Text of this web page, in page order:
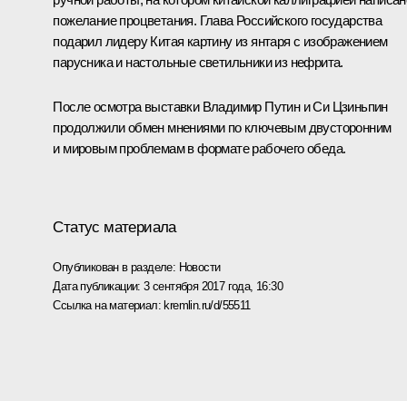
пожелание процветания. Глава Российского государства
подарил лидеру Китая картину из янтаря с изображением
парусника и настольные светильники из нефрита.
После осмотра выставки Владимир Путин и Си Цзиньпин
продолжили обмен мнениями по ключевым двусторонним
и мировым проблемам в формате рабочего обеда.
Статус материала
Опубликован в разделе: Новости
Дата публикации:3 сентября 2017 года, 16:30
Ссылка на материал: kremlin.ru/d/55511